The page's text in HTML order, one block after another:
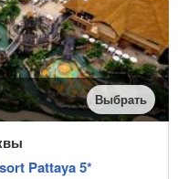
Выбрать
Pattaya 5*